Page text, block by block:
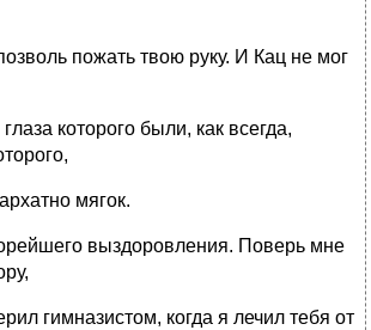
пожать твою руку. И Кац не мог
которого были, как всегда,
мягок.
выздоровления. Поверь мне
гимназистом, когда я лечил тебя от